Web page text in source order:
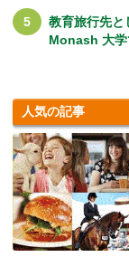
教育旅行先と
Monash 大学
人気の記事